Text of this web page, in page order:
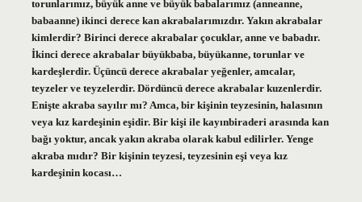
torunlarımız, büyük anne ve büyük babalarımız (anneanne,
babaanne) ikinci derece kan akrabalarımızdır. Yakın akrabalar
kimlerdir? Birinci derece akrabalar çocuklar, anne ve babadır.
İkinci derece akrabalar büyükbaba, büyükanne, torunlar ve
kardeşlerdir. Üçüncü derece akrabalar yeğenler, amcalar,
teyzeler ve teyzelerdir. Dördüncü derece akrabalar kuzenlerdir.
Enişte akraba sayılır mı? Amca, bir kişinin teyzesinin, halasının
veya kız kardeşinin eşidir. Bir kişi ile kayınbiraderi arasında kan
bağı yoktur, ancak yakın akraba olarak kabul edilirler. Yenge
akraba mıdır? Bir kişinin teyzesi, teyzesinin eşi veya kız
kardeşinin kocası…